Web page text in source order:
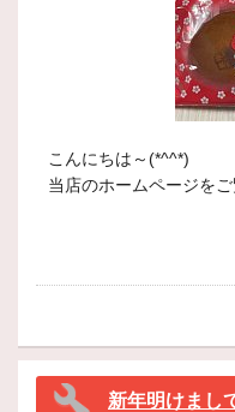
こんにちは～(*^^*)
当店のホームページを
新年明けまし